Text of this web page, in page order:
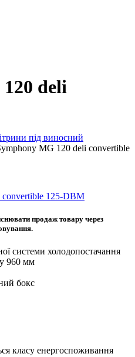
deli
під виносний
MG 120 deli convertible
продаж товару через
системи холодопостачання
960 мм
бокс